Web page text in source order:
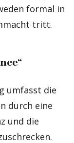
formal in
tritt.
umfasst die
durch eine
und die